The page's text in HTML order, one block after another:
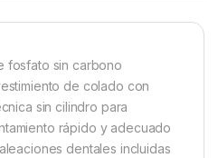
fosfato sin carbono
de colado con
sin cilindro para
rápido y adecuado
dentales incluidas